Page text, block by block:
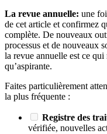
La revue annuelle: une
de cet article et confirmez
complète. De nouveaux
processus et de nouveaux
la revue annuelle est ce
qu’aspirante.
Faites particulièrement
la plus fréquente :
Registre des
vérifiée, nouvelles